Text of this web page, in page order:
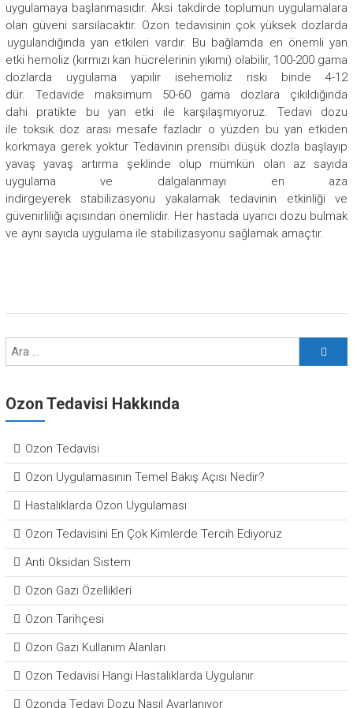
uygulamaya başlanmasıdır. Aksi takdirde toplumun uygulamalara
olan güveni sarsılacaktır. Ozon tedavisinin çok yüksek dozlarda
uygulandığında yan etkileri vardır. Bu bağlamda en önemli yan
etki hemoliz (kırmızı kan hücrelerinin yıkımı) olabilir, 100-200 gama
dozlarda uygulama yapılır isehemoliz riski binde 4-12
dür.
Tedavide maksimum 50-60 gama dozlara çıkıldığında
dahipratikte bu yan etki ile karşılaşmıyoruz. Tedavi dozu
iletoksik doz arası mesafe fazladır o yüzden bu yan etkiden
korkmaya gerek yoktur Tedavinin prensibi düşük dozla başlayıp
yavaş yavaş artırma şeklinde olup mümkün olan az sayıda
uygulama ve dalgalanmayı en aza
indirgeyerek stabilizasyonu yakalamak tedavinin etkinliği ve
güvenirliliği açısından önemlidir. Her hastada uyarıcı dozu bulmak
ve aynı sayıda uygulama ile stabilizasyonu sağlamak amaçtır.
Ozon Tedavisi Hakkında
Ozon Tedavisi
Ozon Uygulamasının Temel Bakış Açısı Nedir?
Hastalıklarda Ozon Uygulaması
Ozon Tedavisini En Çok Kimlerde Tercih Ediyoruz
Anti Oksidan Sistem
Ozon Gazı Özellikleri
Ozon Tarihçesi
Ozon Gazı Kullanım Alanları
Ozon Tedavisi Hangi Hastalıklarda Uygulanır
Ozonda Tedavi Dozu Nasıl Ayarlanıyor